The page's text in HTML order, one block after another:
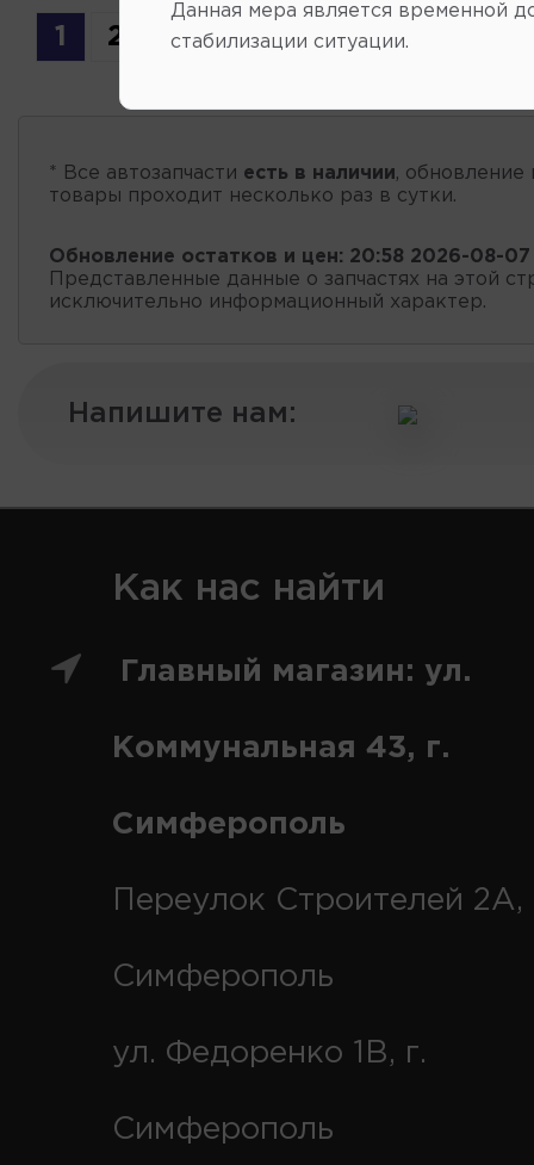
1 2 3 4 5 6 7
* Все автозапчасти есть в наличии, обновление
товары проходит несколько раз в сутки.
Обновление остатков и цен: 20:58 2026-08-07
Представленные данные о запчастях на этой
исключительно информационный характер.
Напишите нам:
Как нас найти
Главный магазин: ул.
Коммунальная 43, г.
Симферополь
Переулок Строителей 2А,
Симферополь
ул. Федоренко 1В, г.
Симферополь
Данная мера является временной
стабилизации ситуации.